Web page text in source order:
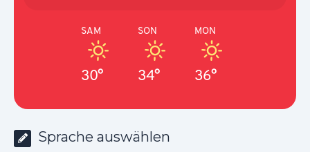
SAM
30°
SON
34°
MON
36°
Sprache auswählen